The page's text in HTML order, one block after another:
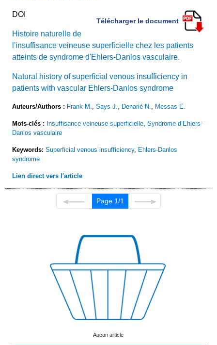
DOI
Télécharger le document
Histoire naturelle de
l'insuffisance veineuse superficielle chez les patients
atteints de syndrome d'Ehlers-Danlos vasculaire.
Natural history of superficial venous insufficiency in
patients with vascular Ehlers-Danlos syndrome
Auteurs/Authors : Frank M. Says J. Denarié N. Messas E.
Mots-clés : Insuffisance veineuse superficielle Syndrome d’Ehlers-
Danlos vasculaire
Keywords: Superficial venous insufficiency, Ehlers-Danlos
syndrome
Lien direct vers l'article
Page 1/1
Aucun article